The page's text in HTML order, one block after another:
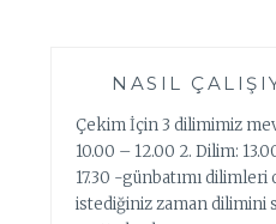
NASIL
Çekim İçin 3 dilimimiz
10.00 – 12.00 2. Dilim:
17.30 -günbatımı
istediğiniz zaman dilimini